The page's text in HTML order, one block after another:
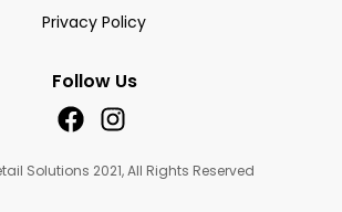
Privacy Policy
Follow Us
Solutions 2021, All Rights Reserved